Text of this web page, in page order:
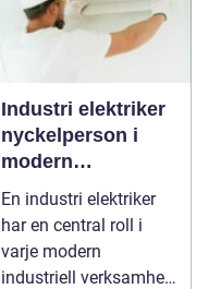
Industri elektriker
nyckelperson i
modern
produktion
En industri elektriker
har en central roll i
varje modern
industriell verksamhet.